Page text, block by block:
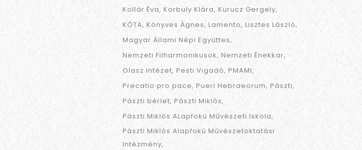
Kollár Éva Korbuly Klára Kurucz Gergely
KÓTA Könyves Ágnes Lamento Lisztes László
Magyar Állami Népi Együttes
Nemzeti Filharmonikusok Nemzeti Énekkar
Olasz Intézet Pesti Vigadó PMAMI
Precatio pro pace Pueri Hebraeorum Pászti
Pászti bérlet Pászti Miklós
Pászti Miklós ALapfokú Művészeti Iskola
Pászti Miklós Alapfokú Művészetoktatási
Intézmény